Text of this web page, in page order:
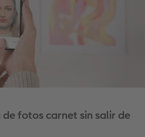
fotos carnet sin salir de